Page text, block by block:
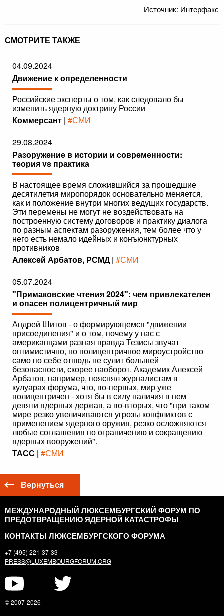
Источник: Интерфакс
СМОТРИТЕ ТАКЖЕ
04.09.2024
Движение к определенности
Российские эксперты о том, как следовало бы
изменить ядерную доктрину России
Коммерсант | #СМИ
29.08.2024
Разоружение в истории и современности:
теория vs практика
В настоящее время сложившийся за прошедшие
десятилетия миропорядок основательно меняется,
как и положение внутри многих ведущих государств.
Эти перемены не могут не воздействовать на
построенную систему договоров и практику диалога
по разным аспектам разоружения, тем более что у
него есть немало идейных и конъюнктурных
противников
Алексей Арбатов, РСМД | #СМИ
05.07.2024
"Примаковские чтения 2024": чем привлекателен
и опасен полицентричный мир
Андрей Шитов - о формирующемся "движении
присоединения" и о том, почему у нас с
американцами разная правда Тезисы звучат
оптимистично, но полицентричное мироустройство
само по себе отнюдь не сулит большей
безопасности, скорее наоборот. Академик Алексей
Арбатов, например, пояснял журналистам в
кулуарах форума, что, во-первых, мир уже
полицентричен - хотя бы в силу наличия в нем
девяти ядерных держав, а во-вторых, что "при таком
мире резко увеличиваются угрозы конфликтов с
применением ядерного оружия, резко осложняются
любые соглашения по ограничению и сокращению
ядерных вооружений".
ТАСС | #СМИ
Вернуться
МЕЖДУНАРОДНЫЙ ЛЮКСЕМБУРГСКИЙ ФОРУМ ПО
ПРЕДОТВРАЩЕНИЮ ЯДЕРНОЙ КАТАСТРОФЫ
КОНТАКТЫ ЛЮКСЕМБУРГСКОГО ФОРУМА
+7 (495) 221-37-33
PRESS@LUXEMBOURGFORUM.ORG
© 2007-2026